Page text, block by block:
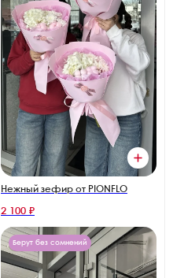
Нежный зефир от PIONFLO
2 100 ₽
Берут без сомнений